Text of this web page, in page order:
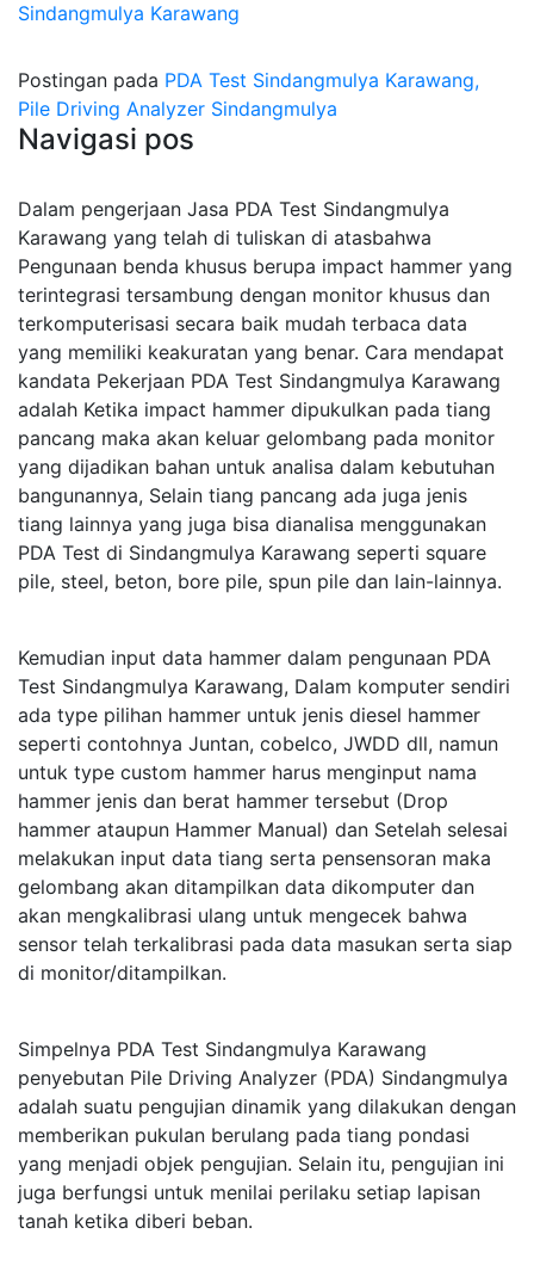
Sindangmulya Karawang
Postingan pada PDA Test Sindangmulya Karawang,
Pile Driving Analyzer Sindangmulya
Navigasi pos
Dalam pengerjaan Jasa PDA Test Sindangmulya
Karawang yang telah di tuliskan di atasbahwa
Pengunaan benda khusus berupa impact hammer yang
terintegrasi tersambung dengan monitor khusus dan
terkomputerisasi secara baik mudah terbaca data
yang memiliki keakuratan yang benar. Cara mendapat
kandata Pekerjaan PDA Test Sindangmulya Karawang
adalah Ketika impact hammer dipukulkan pada tiang
pancang maka akan keluar gelombang pada monitor
yang dijadikan bahan untuk analisa dalam kebutuhan
bangunannya, Selain tiang pancang ada juga jenis
tiang lainnya yang juga bisa dianalisa menggunakan
PDA Test di Sindangmulya Karawang seperti square
pile, steel, beton, bore pile, spun pile dan lain-lainnya.
Kemudian input data hammer dalam pengunaan PDA
Test Sindangmulya Karawang, Dalam komputer sendiri
ada type pilihan hammer untuk jenis diesel hammer
seperti contohnya Juntan, cobelco, JWDD dll, namun
untuk type custom hammer harus menginput nama
hammer jenis dan berat hammer tersebut (Drop
hammer ataupun Hammer Manual) dan Setelah selesai
melakukan input data tiang serta pensensoran maka
gelombang akan ditampilkan data dikomputer dan
akan mengkalibrasi ulang untuk mengecek bahwa
sensor telah terkalibrasi pada data masukan serta siap
di monitor/ditampilkan.
Simpelnya PDA Test Sindangmulya Karawang
penyebutan Pile Driving Analyzer (PDA) Sindangmulya
adalah suatu pengujian dinamik yang dilakukan dengan
memberikan pukulan berulang pada tiang pondasi
yang menjadi objek pengujian. Selain itu, pengujian ini
juga berfungsi untuk menilai perilaku setiap lapisan
tanah ketika diberi beban.